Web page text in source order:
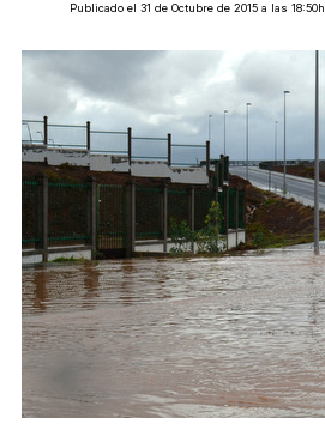
Publicado el 31 de Octubre de 2015 a las 18:50h